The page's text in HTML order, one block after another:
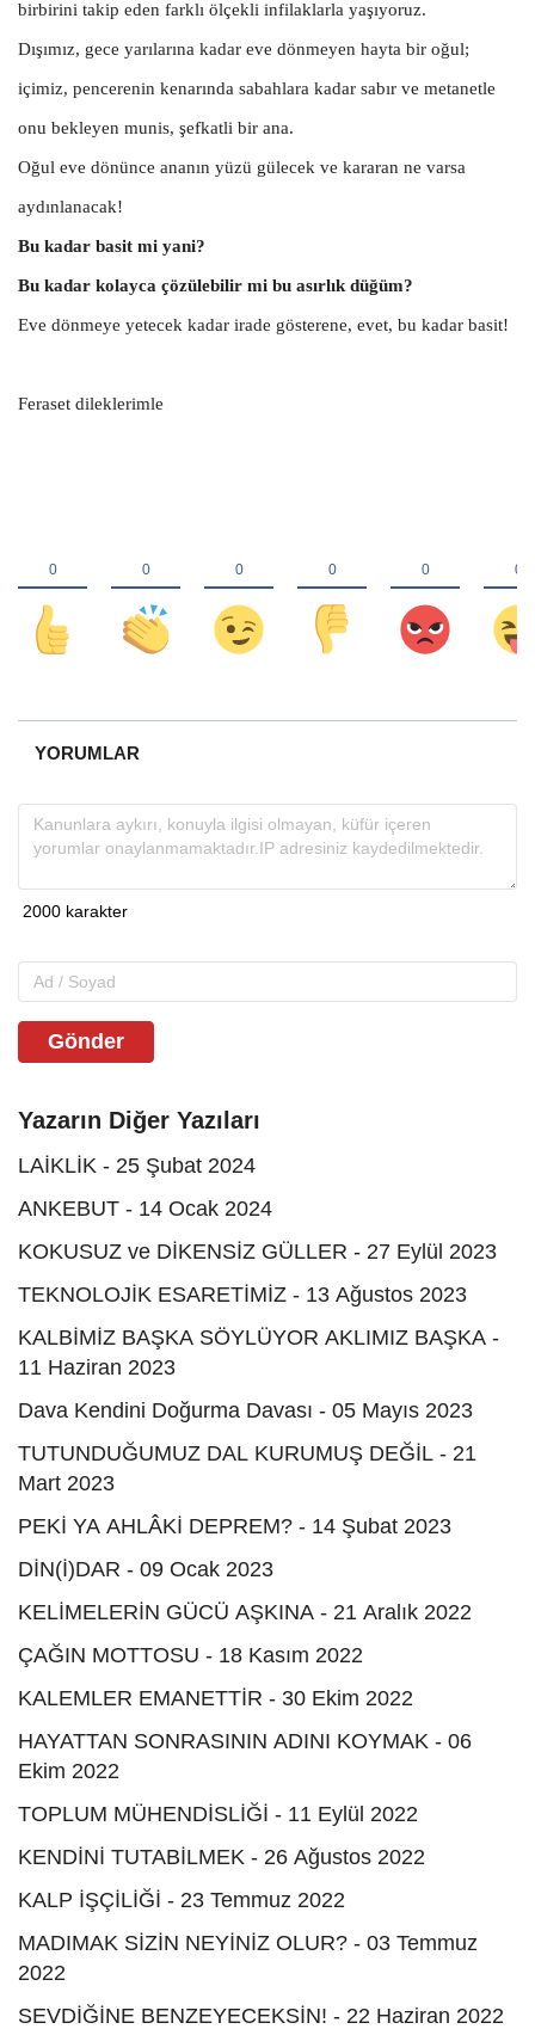
birbirini takip eden farklı ölçekli infilaklarla yaşıyoruz.
Dışımız, gece yarılarına kadar eve dönmeyen hayta bir oğul;
içimiz, pencerenin kenarında sabahlara kadar sabır ve metanetle
onu bekleyen munis, şefkatli bir ana.
Oğul eve dönünce ananın yüzü gülecek ve kararan ne varsa
aydınlanacak!
Bu kadar basit mi yani?
Bu kadar kolayca çözülebilir mi bu asırlık düğüm?
Eve dönmeye yetecek kadar irade gösterene, evet, bu kadar basit!
Feraset dileklerimle
YORUMLAR
Gönder
Yazarın Diğer Yazıları
LAİKLİK - 25 Şubat 2024
ANKEBUT - 14 Ocak 2024
KOKUSUZ ve DİKENSİZ GÜLLER - 27 Eylül 2023
TEKNOLOJİK ESARETİMİZ - 13 Ağustos 2023
KALBİMİZ BAŞKA SÖYLÜYOR AKLIMIZ BAŞKA -
11 Haziran 2023
Dava Kendini Doğurma Davası - 05 Mayıs 2023
TUTUNDUĞUMUZ DAL KURUMUŞ DEĞİL - 21
Mart 2023
PEKİ YA AHLÂKİ DEPREM? - 14 Şubat 2023
DİN(İ)DAR - 09 Ocak 2023
KELİMELERİN GÜCÜ AŞKINA - 21 Aralık 2022
ÇAĞIN MOTTOSU - 18 Kasım 2022
KALEMLER EMANETTİR - 30 Ekim 2022
HAYATTAN SONRASININ ADINI KOYMAK - 06
Ekim 2022
TOPLUM MÜHENDİSLİĞİ - 11 Eylül 2022
KENDİNİ TUTABİLMEK - 26 Ağustos 2022
KALP İŞÇİLİĞİ - 23 Temmuz 2022
MADIMAK SİZİN NEYİNİZ OLUR? - 03 Temmuz
2022
SEVDİĞİNE BENZEYECEKSİN! - 22 Haziran 2022